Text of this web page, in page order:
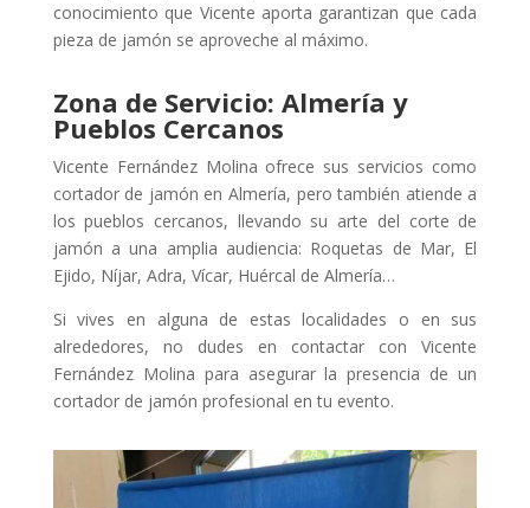
conocimiento que Vicente aporta garantizan que cada
pieza de jamón se aproveche al máximo.
Zona de Servicio: Almería y
Pueblos Cercanos
Vicente Fernández Molina ofrece sus servicios como
cortador de jamón en Almería, pero también atiende a
los pueblos cercanos, llevando su arte del corte de
jamón a una amplia audiencia: Roquetas de Mar, El
Ejido, Níjar, Adra, Vícar, Huércal de Almería…
Si vives en alguna de estas localidades o en sus
alrededores, no dudes en contactar con Vicente
Fernández Molina para asegurar la presencia de un
cortador de jamón profesional en tu evento.